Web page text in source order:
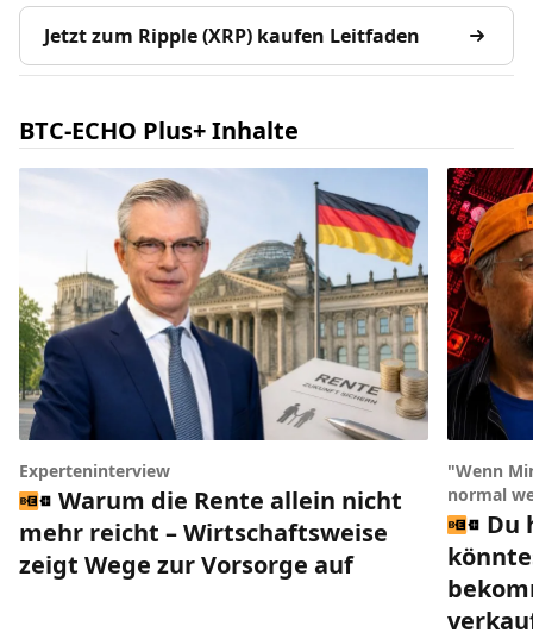
Jetzt zum Ripple (XRP) kaufen Leitfaden
BTC-ECHO Plus+ Inhalte
Experteninterview
Warum die Rente allein nicht
mehr reicht – Wirtschaftsweise
zeigt Wege zur Vorsorge auf
"Wenn
normal
Du